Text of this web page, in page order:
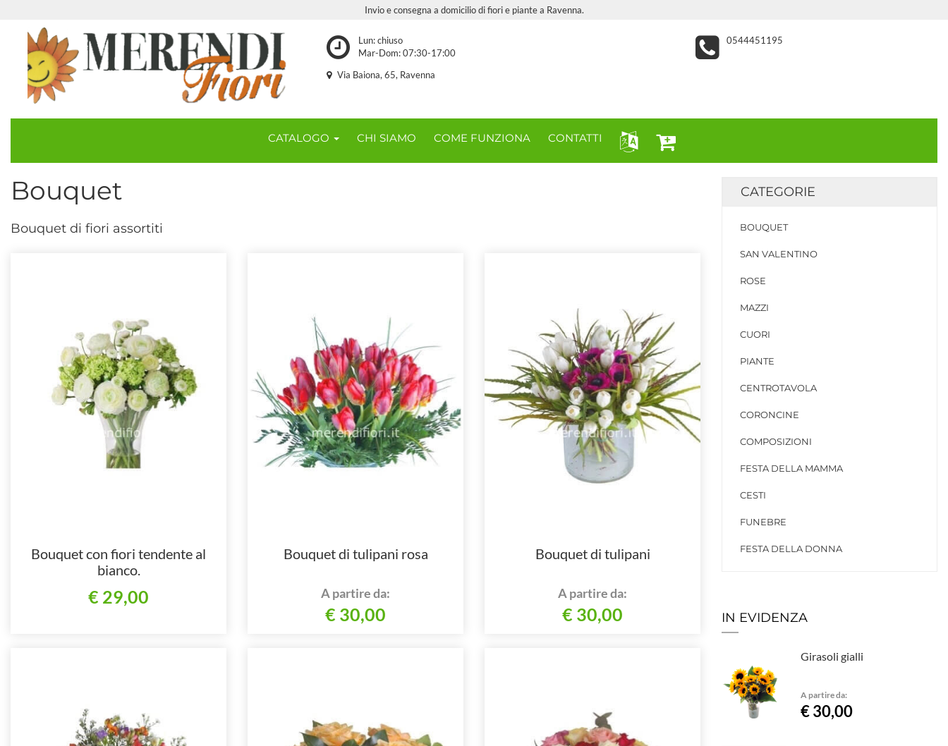
Invio e consegna a domicilio di fiori e piante a Ravenna.
Lun: chiuso
Mar-Dom: 07:30-17:00
0544451195
Via Baiona, 65, Ravenna
CATALOGO CHI SIAMO COME FUNZIONA CONTATTI
Bouquet
Bouquet di fiori assortiti
Bouquet con fiori tendente al
bianco.
€ 29,00
Bouquet di tulipani rosa
A partire da:
€ 30,00
Bouquet di tulipani
A partire da:
€ 30,00
CATEGORIE
BOUQUET
SAN VALENTINO
ROSE
MAZZI
CUORI
PIANTE
CENTROTAVOLA
CORONCINE
COMPOSIZIONI
FESTA DELLA MAMMA
CESTI
FUNEBRE
FESTA DELLA DONNA
IN EVIDENZA
Girasoli gialli
A partire da:
€ 30,00